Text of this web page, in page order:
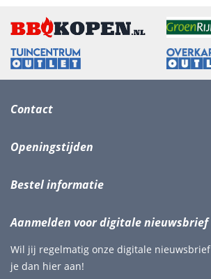
Contact
Openingstijden
Bestel informatie
Aanmelden voor digitale nieuwsbrief
Wil jij regelmatig onze digitale
je dan hier aan!